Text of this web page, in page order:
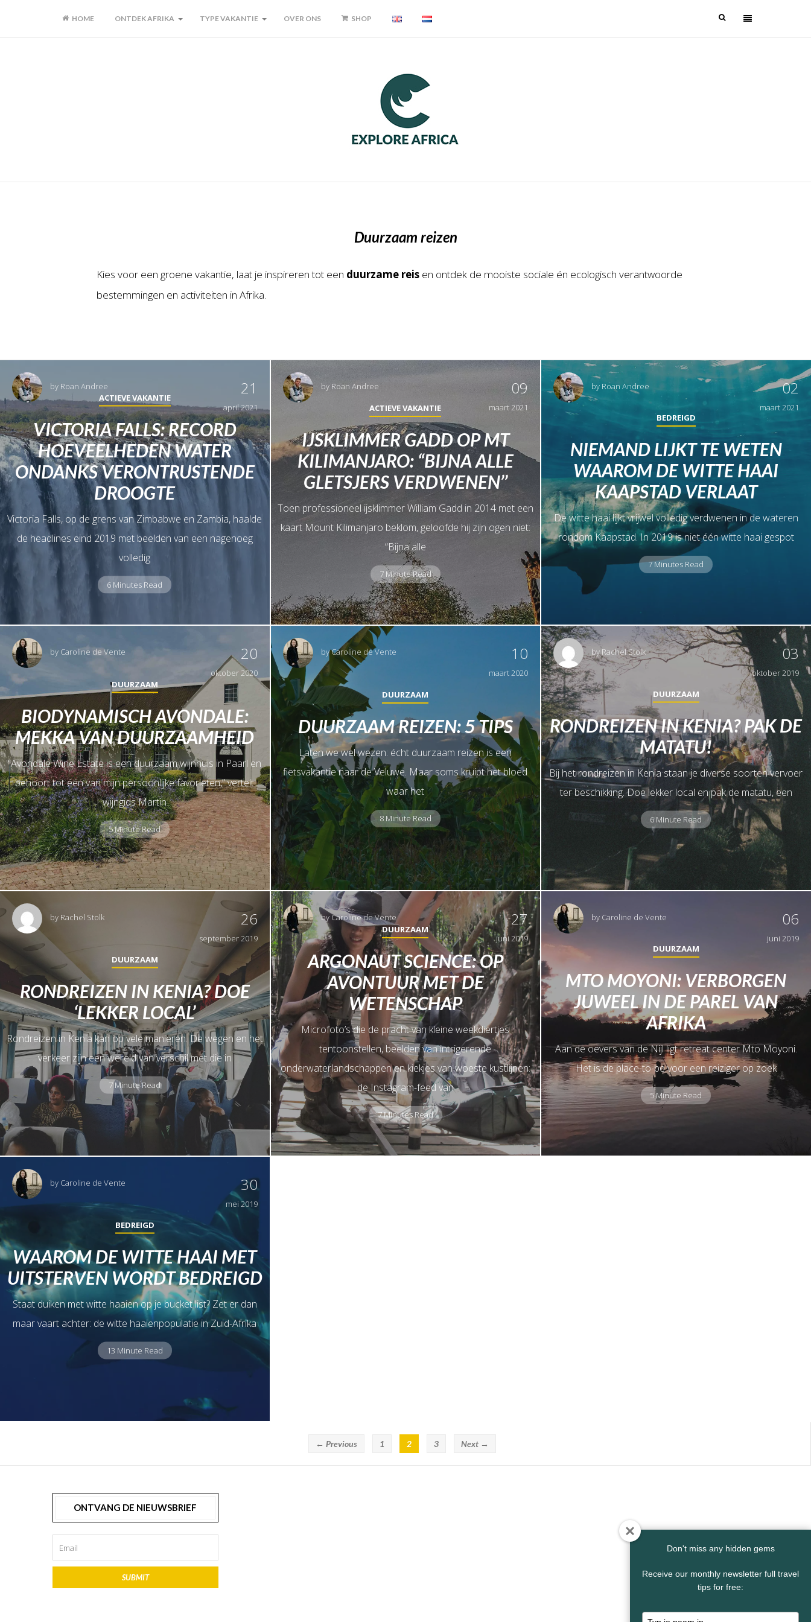
HOME ONTDEK AFRIKA TYPE VAKANTIE OVER ONS SHOP
Duurzaam reizen
Kies voor een groene vakantie, laat je inspireren tot een duurzame reis en ontdek de mooiste sociale én ecologisch verantwoorde
bestemmingen en activiteiten in Afrika.
by Roan Andree 21
april 2021
ACTIEVE VAKANTIE
VICTORIA FALLS: RECORD
HOEVEELHEDEN WATER
ONDANKS VERONTRUSTENDE
DROOGTE
Victoria Falls, op de grens van Zimbabwe en Zambia, haalde
de headlines eind 2019 met beelden van een nagenoeg
volledig
6 Minutes Read
by Roan Andree 09
maart 2021
ACTIEVE VAKANTIE
IJSKLIMMER GADD OP MT
KILIMANJARO: “BIJNA ALLE
GLETSJERS VERDWENEN’’
Toen professioneel ijsklimmer William Gadd in 2014 met een
kaart Mount Kilimanjaro beklom, geloofde hij zijn ogen niet:
“Bijna alle
7 Minute Read
by Roan Andree 02
maart 2021
BEDREIGD
NIEMAND LIJKT TE WETEN
WAAROM DE WITTE HAAI
KAAPSTAD VERLAAT
De witte haai lijkt vrijwel volledig verdwenen in de wateren
rondom Kaapstad. In 2019 is niet één witte haai gespot
7 Minutes Read
by Caroline de Vente 20
oktober 2020
DUURZAAM
BIODYNAMISCH AVONDALE:
MEKKA VAN DUURZAAMHEID
“Avondale Wine Estate is een duurzaam wijnhuis in Paarl en
behoort tot één van mijn persoonlijke favorieten,” vertelt
wijngids Martin
5 Minute Read
byCaroline de Vente 10
maart 2020
DUURZAAM
DUURZAAM REIZEN: 5 TIPS
Laten we wel wezen: écht duurzaam reizen is een
fietsvakantie naar de Veluwe. Maar soms kruipt het bloed
waar het
8 Minute Read
byRachel Stolk 03
oktober 2019
DUURZAAM
RONDREIZEN IN KENIA? PAK DE
MATATU!
Bij het rondreizen in Kenia staan je diverse soorten vervoer
ter beschikking. Doe lekker local en pak de matatu, een
6 Minute Read
by Rachel Stolk 26
september 2019
DUURZAAM
RONDREIZEN IN KENIA? DOE
‘LEKKER LOCAL’
Rondreizen in Kenia kan op vele manieren. De wegen en het
verkeer zijn een wereld van verschil met die in
7 Minute Read
byCaroline de Vente 27
juni 2019
DUURZAAM
ARGONAUT SCIENCE: OP
AVONTUUR MET DE
WETENSCHAP
Microfoto’s die de pracht van kleine weekdiertjes
tentoonstellen, beelden van intrigerende
onderwaterlandschappen en kiekjes van woeste kustlijnen:
de Instagram-feed van
7 Minutes Read
by Caroline de Vente 06
juni 2019
DUURZAAM
MTO MOYONI: VERBORGEN
JUWEEL IN DE PAREL VAN
AFRIKA
Aan de oevers van de Nijl ligt retreat center Mto Moyoni.
Het is de place-to-be voor een reiziger op zoek
5 Minute Read
by Caroline de Vente 30
mei 2019
BEDREIGD
WAAROM DE WITTE HAAI MET
UITSTERVEN WORDT BEDREIGD
Staat duiken met witte haaien op je bucket list? Zet er dan
maar vaart achter: de witte haaienpopulatie in Zuid-Afrika
13 Minute Read
← Previous 1 2 3 Next →
ONTVANG DE NIEUWSBRIEF
SUBMIT
Don't miss any hidden gems
Receive our monthly newsletter full travel
tips for free: